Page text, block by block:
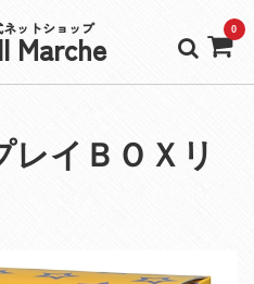
ットショップ
Marche 0
レイＢＯＸリ